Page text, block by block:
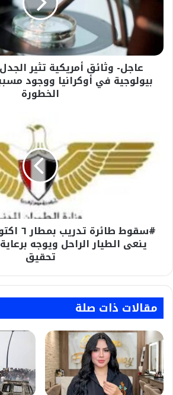
مختبرات
في
أوكرانيا
ووجود
مسببات
عاجل- وثائق أمريكية تثير
بيولوجية في أوكرانيا ووجود
الخطورة
تدريب
بمطار
الطيار
الراحل
ويوجه
المتدربه
تحقيق
#سقوط
ينعى الطيار الراحل ويوجه
تحقيق
مقالات ذات صلة